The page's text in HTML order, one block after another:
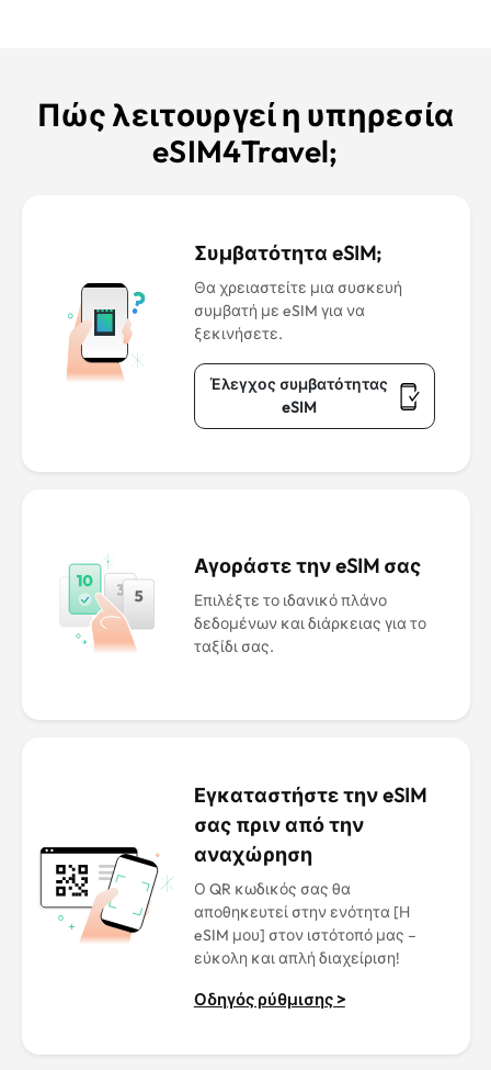
Πώς λειτουργεί η υπηρεσία
eSIM4Travel;
Συμβατότητα eSIM;
Θα χρειαστείτε μια συσκευή
συμβατή με eSIM για να
ξεκινήσετε.
Έλεγχος συμβατότητας
eSIM
Αγοράστε την eSIM σας
Επιλέξτε το ιδανικό πλάνο
δεδομένων και διάρκειας για το
ταξίδι σας.
Εγκαταστήστε την eSIM
σας πριν από την
αναχώρηση
Ο QR κωδικός σας θα
αποθηκευτεί στην ενότητα [Η
eSIM μου] στον ιστότοπό μας –
εύκολη και απλή διαχείριση!
Οδηγός ρύθμισης >